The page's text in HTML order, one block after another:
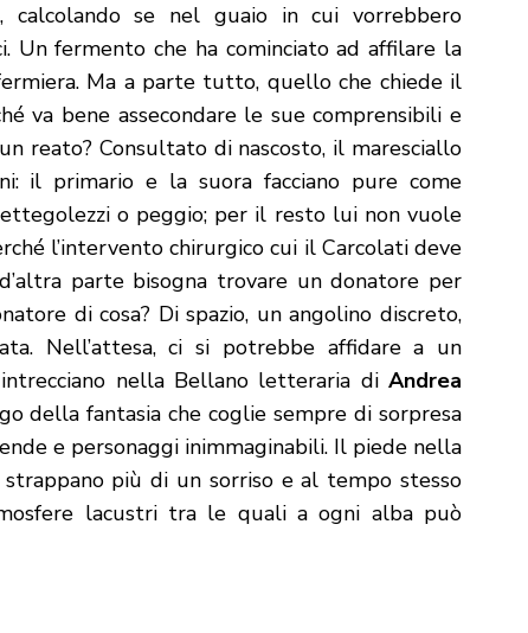
calcolando se nel guaio in cui vorrebbero
Un fermento che ha cominciato ad affilare la
Ma a parte tutto, quello che chiede il
va bene assecondare le sue comprensibili e
reato? Consultato di nascosto, il maresciallo
il primario e la suora facciano pure come
o peggio; per il resto lui non vuole
l’intervento chirurgico cui il Carcolati deve
parte bisogna trovare un donatore per
di cosa? Di spazio, un angolino discreto,
Nell’attesa, ci si potrebbe affidare a un
nella Bellano letteraria di Andrea
della fantasia che coglie sempre di sorpresa
e personaggi inimmaginabili. Il piede nella
più di un sorriso e al tempo stesso
lacustri tra le quali a ogni alba può